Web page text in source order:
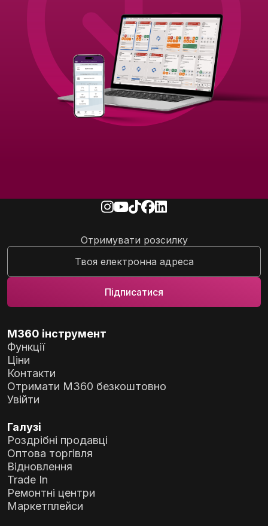
Отримувати розсилку
M360 інструмент
Функції
Ціни
Контакти
Отримати M360 безкоштовно
Увійти
Галузі
Роздрібні продавці
Оптова торгівля
Відновлення
Trade In
Ремонтні центри
Маркетплейси